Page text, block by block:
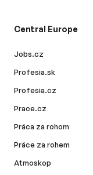
Central Europe
Jobs.cz
Profesia.sk
Profesia.cz
Prace.cz
Práca za rohom
Práce za rohem
Atmoskop